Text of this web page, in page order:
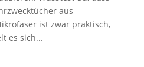
aus
ist zwar praktisch,
es sich...